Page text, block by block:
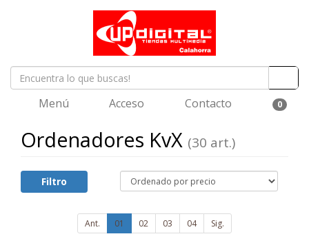
Menú Acceso Contacto 0
Ordenadores KvX (30 art.)
Filtro
Ant. 01 02 03 04 Sig.